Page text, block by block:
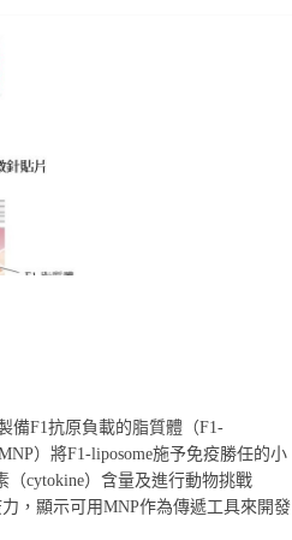
備F1抗原負載的脂質體（F1-
）將F1-liposome施予免疫勝任的小
cytokine）含量及進行動物挑戰
，顯示可用MNP作為傳遞工具來開發